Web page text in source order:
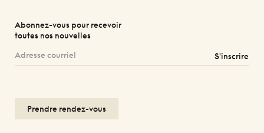
Abonnez-vous pour recevoir
toutes nos nouvelles
S'inscrire
Prendre rendez-vous